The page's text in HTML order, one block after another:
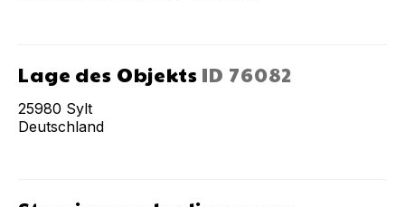
Lage des Objekts ID 76082
25980 Sylt
Deutschland